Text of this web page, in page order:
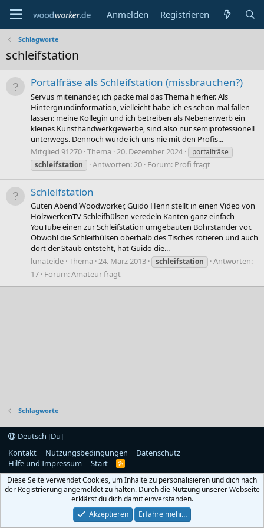
Anmelden Registrieren
Schlagworte
schleifstation
Portalfräse als Schleifstation (missbrauchen?)
Servus miteinander, ich packe mal das Thema hierher. Als
Hintergrundinformation, vielleicht habe ich es schon mal fallen
lassen: meine Kollegin und ich betreiben als Nebenerwerb ein
kleines Kunsthandwerkgewerbe, sind also nur semiprofessionell
unterwegs. Dennoch würde ich uns nie mit den Profis...
Mitglied 91270 Thema 20. Dezember 2024
portalfräse
schleifstation
Antworten: 20 Forum: Profi fragt
Schleifstation
Guten Abend Woodworker, Guido Henn stellt in einen Video von
HolzwerkenTV Schleifhülsen veredeln Kanten ganz einfach -
YouTube einen zur Schleifstation umgebauten Bohrständer vor.
Obwohl die Schleifhülsen oberhalb des Tisches rotieren und auch
dort der Staub entsteht, hat Guido die...
lunateide Thema 24. März 2013 schleifstation
Antworten:
17 Forum:Amateur fragt
Schlagworte
Deutsch [Du]
Kontakt
Nutzungsbedingungen
Datenschutz
Hilfe und Impressum
Start
R
S
Diese Seite verwendet Cookies, um Inhalte zu personalisieren und dich nach
der Registrierung angemeldet zu halten. Durch die Nutzung unserer Webseite
erklärst du dich damit einverstanden.
Akzeptieren
Erfahre mehr…